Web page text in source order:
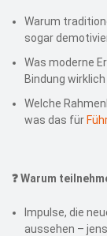
Warum
sogar
Was moderne
Bindung
Welche
was das für
❓ Warum
Impulse, die
aussehen –